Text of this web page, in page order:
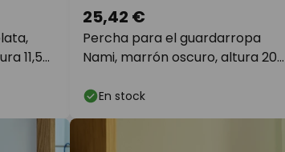
11,5
Percha para el guardarropa
Nami, marrón oscuro, altura 20
25,42 €
En stock